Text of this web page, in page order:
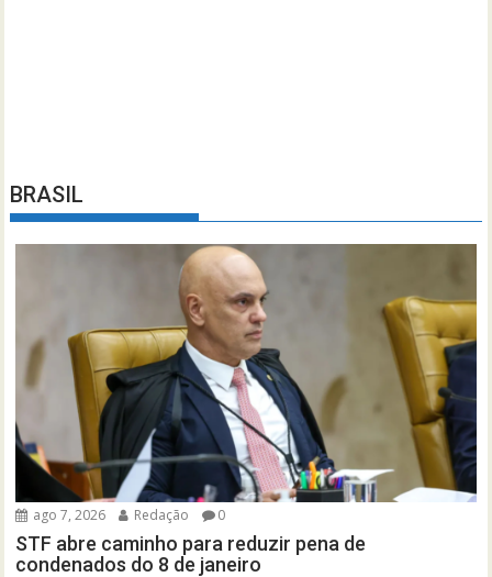
BRASIL
ago 7, 2026 Redação 0
STF abre caminho para reduzir pena de
condenados do 8 de janeiro